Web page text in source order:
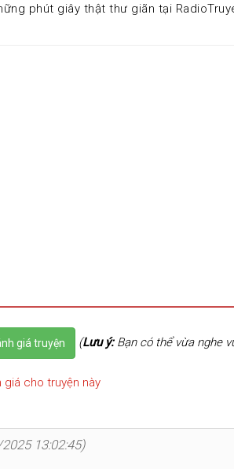
phút giây thật thư giãn tại
giá truyện (Lưu ý:Bạn có thể vừa nghe
giá cho truyện này
13:02:45)